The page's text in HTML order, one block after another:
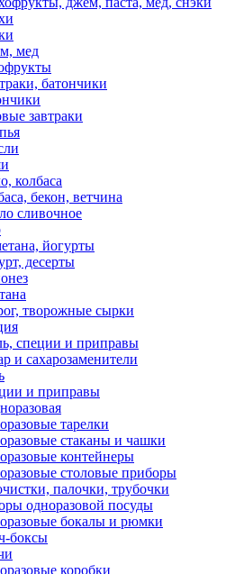
мед
батончики
завтраки
колбаса
бекон, ветчина
сливочное
йогурты
десерты
творожные сырки
специи и приправы
и сахарозаменители
и приправы
тарелки
стаканы и чашки
контейнеры
столовые приборы
палочки, трубочки
одноразовой посуды
бокалы и рюмки
боксы
коробки